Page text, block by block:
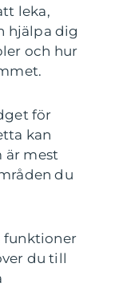
leka,
hjälpa dig
och hur
för
kan
är mest
du
funktioner
du till